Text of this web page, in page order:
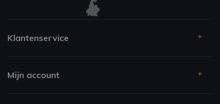
Klantenservice
Mijn account